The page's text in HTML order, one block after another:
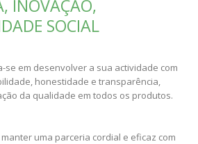
INOVAÇÃO,
SOCIAL
se em desenvolver a sua actividade com
honestidade e transparência,
da qualidade em todos os produtos.
uma parceria cordial e eficaz com